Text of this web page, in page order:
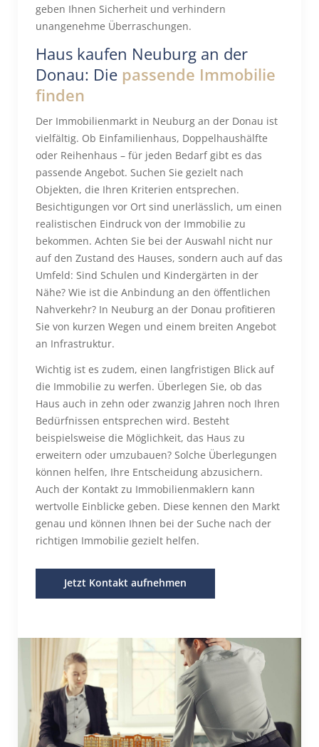
geben Ihnen Sicherheit und verhindern
unangenehme Überraschungen.
Haus kaufen Neuburg an der
Donau: Die passende Immobilie
finden
Der Immobilienmarkt in Neuburg an der Donau ist
vielfältig. Ob Einfamilienhaus, Doppelhaushälfte
oder Reihenhaus – für jeden Bedarf gibt es das
passende Angebot. Suchen Sie gezielt nach
Objekten, die Ihren Kriterien entsprechen.
Besichtigungen vor Ort sind unerlässlich, um einen
realistischen Eindruck von der Immobilie zu
bekommen. Achten Sie bei der Auswahl nicht nur
auf den Zustand des Hauses, sondern auch auf das
Umfeld: Sind Schulen und Kindergärten in der
Nähe? Wie ist die Anbindung an den öffentlichen
Nahverkehr? In Neuburg an der Donau profitieren
Sie von kurzen Wegen und einem breiten Angebot
an Infrastruktur.
Wichtig ist es zudem, einen langfristigen Blick auf
die Immobilie zu werfen. Überlegen Sie, ob das
Haus auch in zehn oder zwanzig Jahren noch Ihren
Bedürfnissen entsprechen wird. Besteht
beispielsweise die Möglichkeit, das Haus zu
erweitern oder umzubauen? Solche Überlegungen
können helfen, Ihre Entscheidung abzusichern.
Auch der Kontakt zu Immobilienmaklern kann
wertvolle Einblicke geben. Diese kennen den Markt
genau und können Ihnen bei der Suche nach der
richtigen Immobilie gezielt helfen.
Jetzt Kontakt aufnehmen